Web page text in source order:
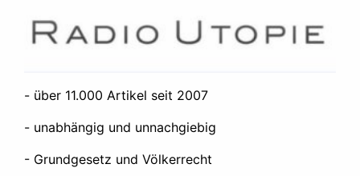
Neueste Artikel:
Westasienkrieges 19. Juli 2026
About the West Asia War 12. Juni 2026
Mai 2026
- über 11.000 Artikel seit 2007
- unabhängig und unnachgiebig
- Grundgesetz und Völkerrecht